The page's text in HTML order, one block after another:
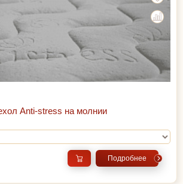
Anti-stress на молнии
Подробнее